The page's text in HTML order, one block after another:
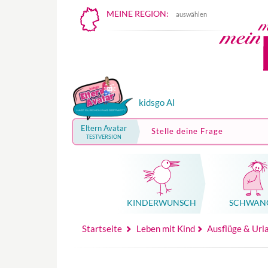
MEINE REGION: auswählen
kidsgo AI
Eltern Avatar
TESTVERSION
Stelle deine Frage
KINDER­WUNSCH
Startseite Leben mit Kind Ausflüge &